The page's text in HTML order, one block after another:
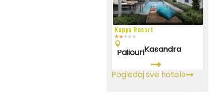
Kappa Resort
★★★★★
PaliouriKasandra
Pogledaj sve hotele